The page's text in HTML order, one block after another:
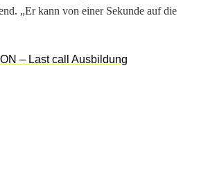
„Er kann von einer Sekunde auf die